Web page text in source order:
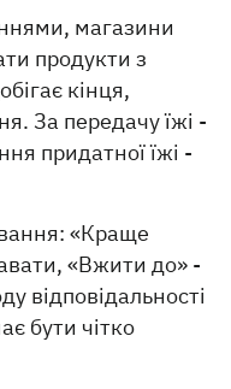
магазини
продукти з
кінця,
За передачу їжі -
придатної їжі -
«Краще
«Вжити до» -
відповідальності
бути чітко